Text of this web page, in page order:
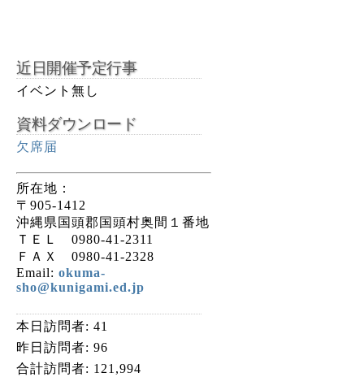
近日開催予定行事
イベント無し
資料ダウンロード
欠席届
所在地：
〒905-1412
沖縄県国頭郡国頭村奥間１番地
ＴＥＬ 0980-41-2311
ＦＡＸ 0980-41-2328
Email: okuma-
sho@kunigami.ed.jp
本日訪問者: 41
昨日訪問者: 96
合計訪問者: 121,994